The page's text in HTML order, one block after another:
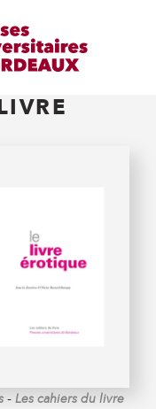
- Les cahiers du livre